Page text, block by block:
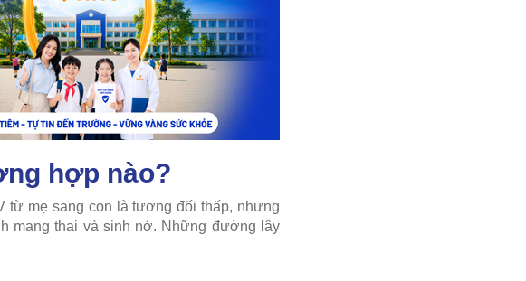
hợp nào?
từ mẹ sang con là tương đối thấp, nhưng
mang thai và sinh nở. Những đường lây